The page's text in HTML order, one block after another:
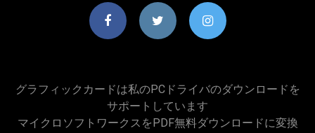
グラフィックカードは私のPCドライバのダウンロードを
サポートしています
マイクロソフトワークスをPDF無料ダウンロードに変換